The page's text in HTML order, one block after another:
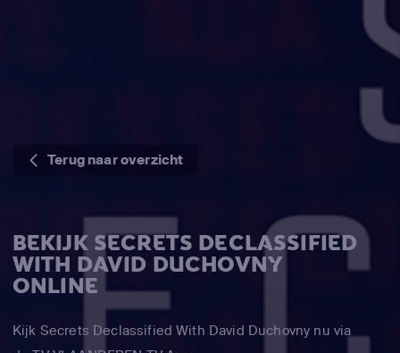
Terug naar overzicht
BEKIJK SECRETS DECLASSIFIED
WITH DAVID DUCHOVNY
ONLINE
Kijk Secrets Declassified With David Duchovny nu via